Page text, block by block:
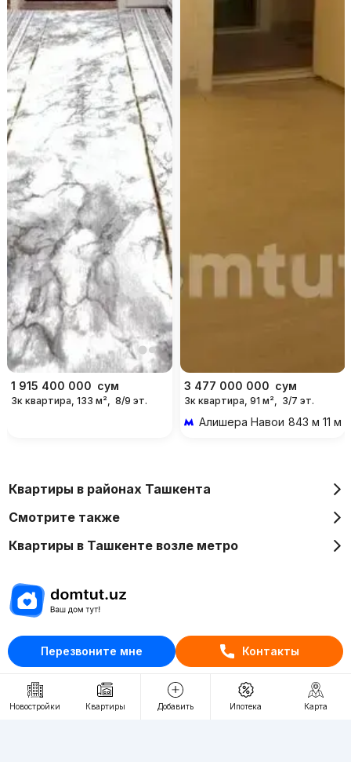
Перезвоните мне Контакты
1 915 400 000 сум
3к квартира, 133 м², 8/9 эт.
3 477 000 000 сум
3к квартира, 91 м², 3/7 эт.
Алишера Навои 843 м 11
Новостройки Квартиры Добавить Ипотека Карта
Квартиры в районах Ташкента
Смотрите также
Квартиры в Ташкенте возле метро
Отдел рекламы
+998 (78) 113-20-86
+998 (93) 390-30-10
Пн-Пт. С 9:30 до 18:00